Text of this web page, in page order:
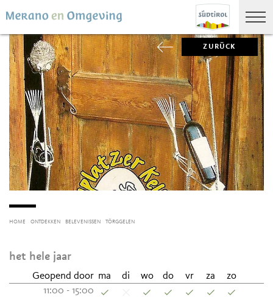
ZURÜCK
HOME ONTDEKKEN BELEVENISSEN TÖRGGELEN
het hele jaar
Geopend door ma di wo do vr za
zo
11:00 - 15:00